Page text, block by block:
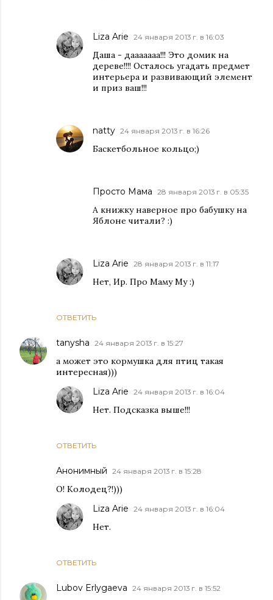
ОТВЕТИТЬ
Liza Arie 24 января 2013 г. в 16:03
Даша - дааааааа!!! Это домик на
дереве!!!! Осталось угадать предмет
интерьера и развивающий элемент
и приз ваш!!!
natty 24 января 2013 г. в 16:26
Баскетбольное кольцо;)
Просто Мама 28 января 2013 г. в 05:35
А книжку наверное про бабушку на
Яблоне читали? :)
Liza Arie 28 января 2013 г. в 11:17
Нет, Ир. Про Маму Му :)
tanysha 24 января 2013 г. в 15:27
а может это кормушка для птиц такая
интересная)))
ОТВЕТИТЬ
Liza Arie 24 января 2013 г. в 16:04
Нет. Подсказка выше!!!
Анонимный 24 января 2013 г. в 15:28
О! Колодец?!)))
ОТВЕТИТЬ
Liza Arie 24 января 2013 г. в 16:04
Нет.
Lubov Erlygaeva 24 января 2013 г. в 15:52